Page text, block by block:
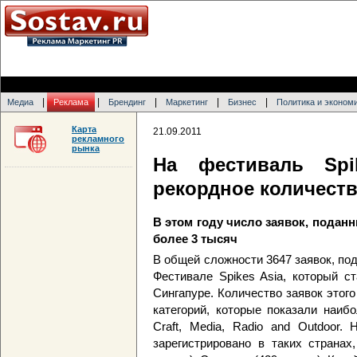
Медиа Реклама Брендинг Маркетинг Бизнес Политика и
21.09.2011
На фестиваль
рекордное
В этом году число заявок,
более 3 тысяч
В общей сложности 3647 заявок,
Фестивале Spikes Asia, который
Сингапуре. Количество заявок
категорий, которые показали
Craft, Media, Radio and Outdoor.
зарегистрировано в таких
Карта
рекламного
рынка